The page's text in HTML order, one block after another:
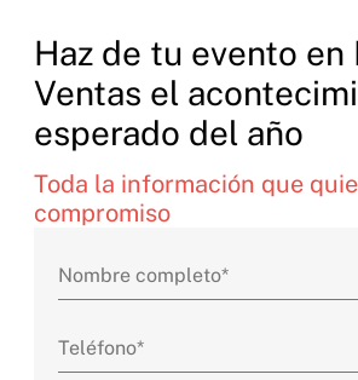
Haz de tu evento en
Ventas el
esperado del año
Toda la información que
compromiso